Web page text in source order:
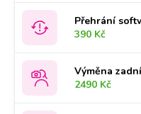
Přehrání
390 Kč
Výměna
2490 Kč